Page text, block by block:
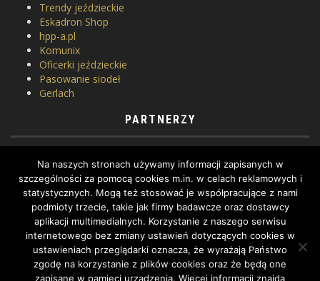
Trendy jeździeckie
Eskadron Shop
hpp-a.pl
Komunix
Oficerki jeździeckie
Pasowanie siodeł
Gerlach
PARTNERZY
Horse Equipment
Siodlarnia
Szkoła jeździectwa
WhatToDo
Yard Equites
Cztery Kopyta
Na naszych stronach używamy informacji zapisanych w
szczególności za pomocą cookies m.in. w celach reklamowych i
statystycznych. Mogą też stosować je współpracujące z nami
podmioty trzecie, takie jak firmy badawcze oraz dostawcy
aplikacji multimedialnych. Korzystanie z naszego serwisu
internetowego bez zmiany ustawień dotyczących cookies w
ustawieniach przeglądarki oznacza, że wyrażają Państwo
zgodę na korzystanie z plików cookies oraz że będą one
zapisane w pamięci urządzenia. Więcej informacji znajdą